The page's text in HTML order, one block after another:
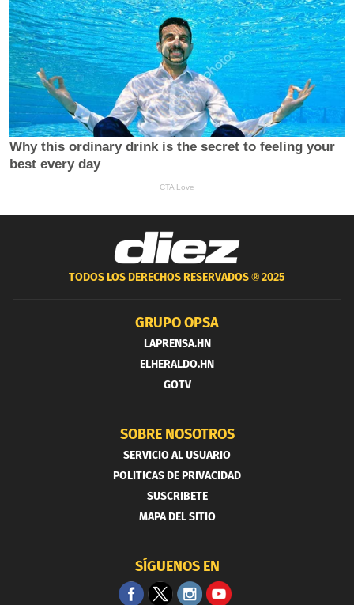
TODOS LOS DERECHOS RESERVADOS ®2025
GRUPO OPSA
LAPRENSA.HN
ELHERALDO.HN
GOTV
SOBRE NOSOTROS
SERVICIO AL USUARIO
POLITICAS DE PRIVACIDAD
SUSCRIBETE
MAPA DEL SITIO
SÍGUENOS EN